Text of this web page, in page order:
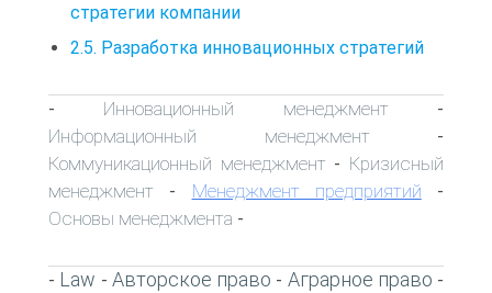
стратегии компании
2.5. Разработка инновационных стратегий
- Инновационный менеджмент -
Информационный менеджмент -
Коммуникационный менеджмент - Кризисный
менеджмент - Менеджмент предприятий -
Основы менеджмента -
- Law - Авторское право - Аграрное право -